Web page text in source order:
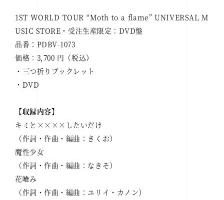
1ST WORLD TOUR “Moth to a flame” UNIVERSAL M
USIC STORE・受注生産限定：DVD盤
品番：PDBV-1073
価格：3,700 円（税込）
・三つ折りブックレット
・DVD
【収録内容】
キミと××××したいだけ
（作詞・作曲・編曲：きくお）
魔性少女
（作詞・作曲・編曲：なきそ）
花喰み
（作詞・作曲・編曲：ユリイ・カノン）